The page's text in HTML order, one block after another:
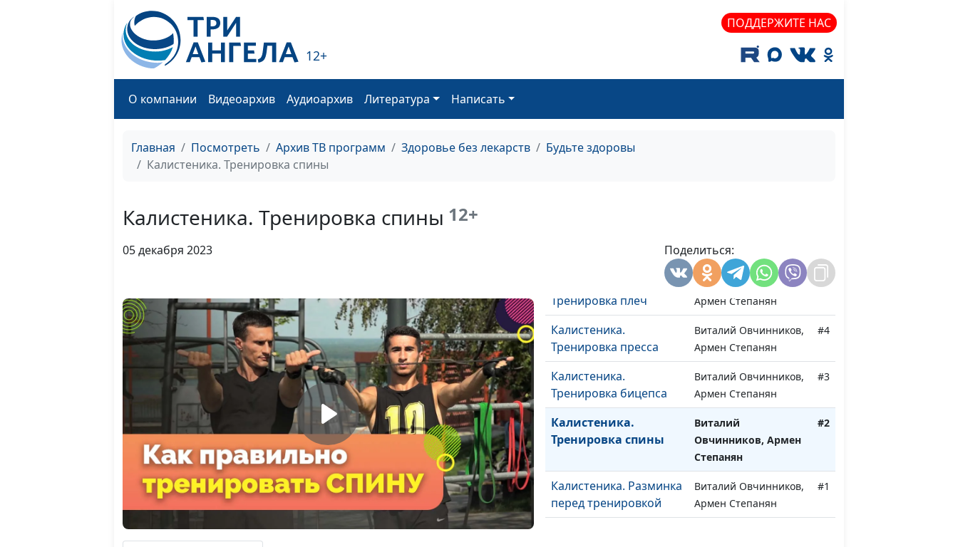
12+
ПОДДЕРЖИТЕ НАС
О компании Видеоархив Аудиоархив Литература Написать
Главная Посмотреть Архив ТВ программ Здоровье без лекарств
Будьте здоровы
Калистеника. Тренировка спины
Калистеника. Тренировка спины 12+
05 декабря 2023 Поделиться:
Калистеника.
Армен Степанян
Тренировка плеч
Виталий Овчинников,
Армен Степанян
#5
Калистеника.
Тренировка пресса
Виталий Овчинников,
Армен Степанян
#4
Калистеника.
Тренировка бицепса
Виталий Овчинников,
Армен Степанян
#3
Калистеника.
Тренировка спины
Виталий
Овчинников, Армен
Степанян
#2
Калистеника. Разминка
перед тренировкой
Виталий Овчинников,
Армен Степанян
#1